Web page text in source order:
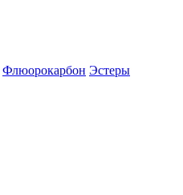
Флюорокарбон Эстеры